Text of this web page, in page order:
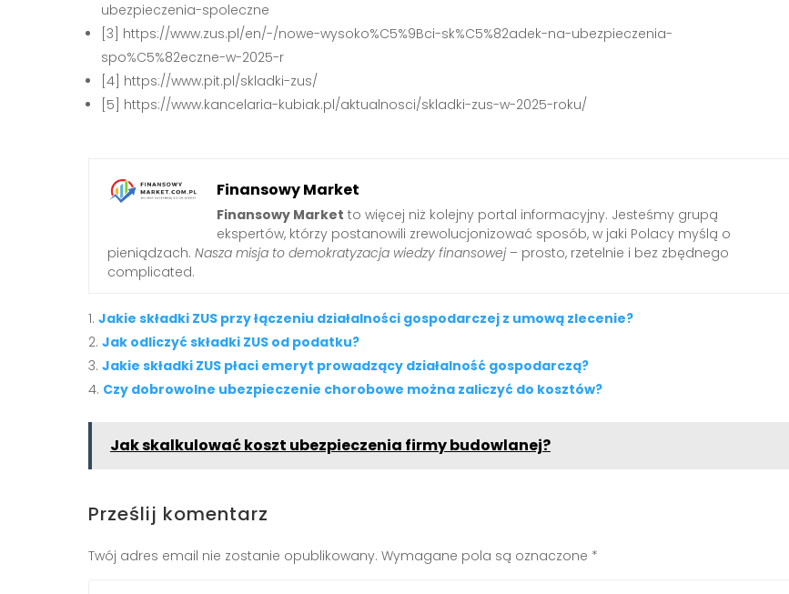
ubezpieczenia-spoleczne
[3] https://www.zus.pl/en/-/nowe-wysoko%C5%9Bci-sk%C5%82adek-na-ubezpieczenia-
spo%C5%82eczne-w-2025-r
[4] https://www.pit.pl/skladki-zus/
[5] https://www.kancelaria-kubiak.pl/aktualnosci/skladki-zus-w-2025-roku/
Finansowy Market
Finansowy Market to więcej niż kolejny portal informacyjny. Jesteśmy grupą
ekspertów, którzy postanowili zrewolucjonizować sposób, w jaki Polacy myślą o
pieniądzach. Nasza misja to demokratyzacja wiedzy finansowej– prosto, rzetelnie i bez zbędnego
complicated.
Jakie składki ZUS przy łączeniu działalności gospodarczej z umową zlecenie?
Jak odliczyć składki ZUS od podatku?
Jakie składki ZUS płaci emeryt prowadzący działalność gospodarczą?
Czy dobrowolne ubezpieczenie chorobowe można zaliczyć do kosztów?
Jak skalkulować koszt ubezpieczenia firmy budowlanej?
Prześlij komentarz
Twój adres email nie zostanie opublikowany. Wymagane pola są oznaczone *